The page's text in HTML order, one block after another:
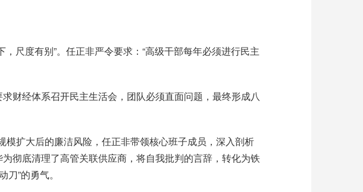
，尺度有别”。任正非严令要求：“高级干部每年必须进行民主
财经体系召开民主生活会，团队必须直面问题，最终形成八
模扩大后的廉洁风险，任正非带领核心班子成员，深入剖析
彻底清理了高管关联供应商，将自我批判的言辞，转化为铁
”的勇气。